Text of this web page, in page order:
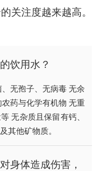
关注度越来越高。
饮用水？
无孢子、无病毒 无余
药与化学有机物 无重
无杂质且保留有钙、
其他矿物质。
身体造成伤害，